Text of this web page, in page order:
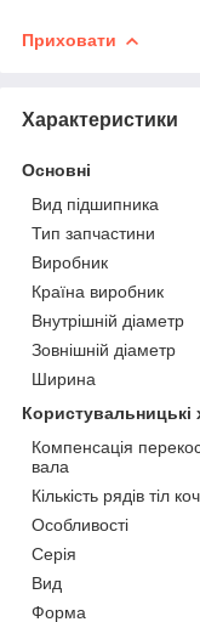
Приховати
Характеристики
Основні
Вид підшипника
Тип запчастини
Виробник
Країна виробник
Внутрішній діаметр
Зовнішній діаметр
Ширина
Користувальницькі
Компенсація
вала
Кількість рядів тіл
Особливості
Серія
Вид
Форма